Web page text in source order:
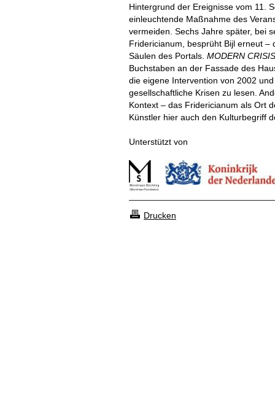
Hintergrund der Ereignisse vom 11.
einleuchtende Maßnahme des
vermeiden. Sechs Jahre später, bei
Fridericianum, besprüht Bijl erneut –
Säulen des Portals. MODERN CRISIS
Buchstaben an der Fassade des
die eigene Intervention von 2002
gesellschaftliche Krisen zu lesen.
Kontext – das Fridericianum als Ort
Künstler hier auch den Kulturbegriff
Unterstützt von
Drucken